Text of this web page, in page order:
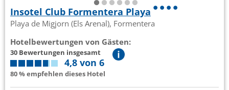
Insotel Club Formentera Playa
Playa de Migjorn (Els Arenal), Formentera
Hotelbewertungen von Gästen:
30 Bewertungen insgesamt
4,8 von 6
80 % empfehlen dieses Hotel